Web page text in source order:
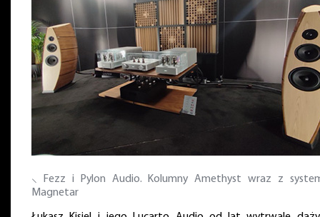
⸜ Fezz i Pylon Audio. Kolumny Amethyst wraz z
Magnetar